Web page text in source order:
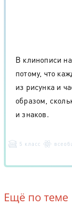
В клинописи
потому, что
из рисунка и
образом,
и знаков.
5 класс
Ещё по теме